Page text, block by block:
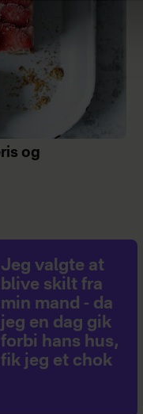
og
Jeg valgte at
blive skilt fra
min mand - da
jeg en dag gik
forbi hans hus,
fik jeg et chok